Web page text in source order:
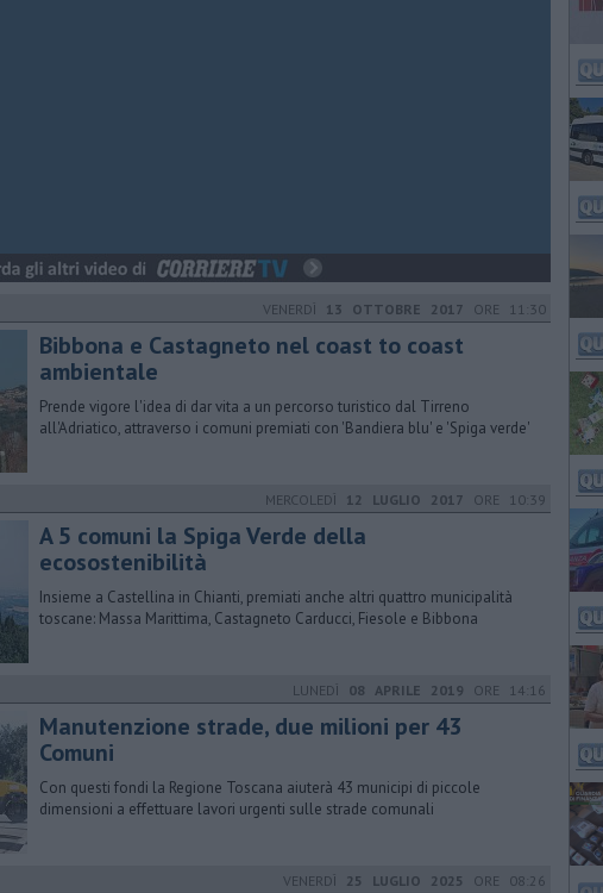
VENERDÌ 13 OTTOBRE 2017 ORE 11:30
Bibbona e Castagneto nel coast to coast
ambientale
Prende vigore l'idea di dar vita a un percorso turistico dal Tirreno
all'Adriatico, attraverso i comuni premiati con 'Bandiera blu' e 'Spiga verde'
MERCOLEDÌ 12 LUGLIO 2017 ORE 10:39
A 5 comuni la Spiga Verde della
ecosostenibilità
Insieme a Castellina in Chianti, premiati anche altri quattro municipalità
toscane: Massa Marittima, Castagneto Carducci, Fiesole e Bibbona
LUNEDÌ 08 APRILE 2019 ORE 14:16
Manutenzione strade, due milioni per 43
Comuni
Con questi fondi la Regione Toscana aiuterà 43 municipi di piccole
dimensioni a effettuare lavori urgenti sulle strade comunali
VENERDÌ 25 LUGLIO 2025 ORE 08:26